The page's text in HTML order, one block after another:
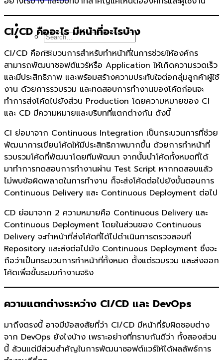
CI/CD คืออะไร มีหน้าที่อะไรบ้าง
CI/CD คือกระบวนการสำหรับทำหน้าที่ในการช่วยให้องค์กร
สามารถพัฒนาซอฟต์แวร์หรือ Application ให้เกิดความรวดเร็ว
และมีประสิทธิภาพ และพร้อมสร้างความประทับใจต่อกลุ่มลูกค้าผู้ใช้
งาน ด้วยการรวบรวม และทดสอบการทำงานของโค้ดก่อนจะ
ทำการส่งโค้ดไปยังส่วน Production โดยความหมายของ CI
และ CD มีความหมายและบริบทที่แตกต่างกัน ดังนี้
CI ย่อมาจาก Continuous Integration เป็นกระบวนการที่ช่วย
พัฒนาการเขียนโค้ดให้มีประสิทธิภาพมากขึ้น ด้วยการทำหน้าที่
รวบรวมโค้ดที่พัฒนาโดยทีมพัฒนา จากนั้นนำโค้ดทั้งหมดที่ได้
มาทำการทดสอบการทำงานผ่าน Test Script หากทดสอบแล้ว
ไม่พบข้อผิดพลาดในการทำงาน ก็จะส่งโค้ดต่อไปยังขั้นตอนการ
Continuous Delivery และ Continuous Deployment ต่อไป
CD ย่อมาจาก 2 ความหมายคือ Continuous Delivery และ
Continuous Deployment โดยในส่วนของ Continuous
Delivery จะทำหน้าที่ส่งโค้ดที่ได้ไปดำเนินการตรวจสอบที่
Repository และส่งต่อไปยัง Continuous Deployment ซึ่งจะ
ถือว่าเป็นกระบวนการทำหน้าที่ทั้งหมด ตั้งแต่รวบรวม และส่งออก
โค้ดเพื่อขึ้นระบบทำงานจริง
ความแตกต่างระหว่าง CI/CD และ DevOps
มาถึงตรงนี้ อาจมีข้อสงสัยที่ว่า CI/CD มีหน้าที่รับผิดชอบต่าง
จาก DevOps ยังไงบ้าง เพราะอย่างที่ทราบกันดีว่า ทั้งสองส่วน
นี้ ล้วนแต่มีส่วนสำคัญในการพัฒนาซอฟต์แวร์ให้ได้ผลลัพธ์การ